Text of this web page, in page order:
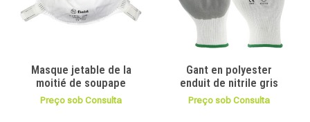
Masque jetable de la
moitié de soupape
Preço sob Consulta
Gant en polyester
enduit de nitrile gris
Preço sob Consulta